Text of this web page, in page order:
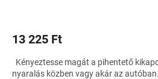
13 225 Ft
Kényeztesse magát a pihentető
nyaralás közben vagy akár az